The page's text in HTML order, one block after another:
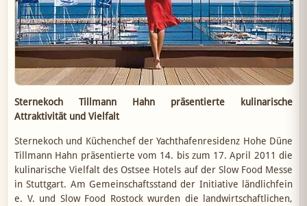
Sternekoch Tillmann Hahn präsentierte kulinarische
Attraktivität und Vielfalt
Sternekoch und Küchenchef der Yachthafenresidenz Hohe Düne
Tillmann Hahn präsentierte vom 14. bis zum 17. April 2011 die
kulinarische Vielfalt des Ostsee Hotels auf der Slow Food Messe
in Stuttgart. Am Gemeinschaftsstand der Initiative ländlichfein
e. V. und Slow Food Rostock wurden die landwirtschaftlichen,